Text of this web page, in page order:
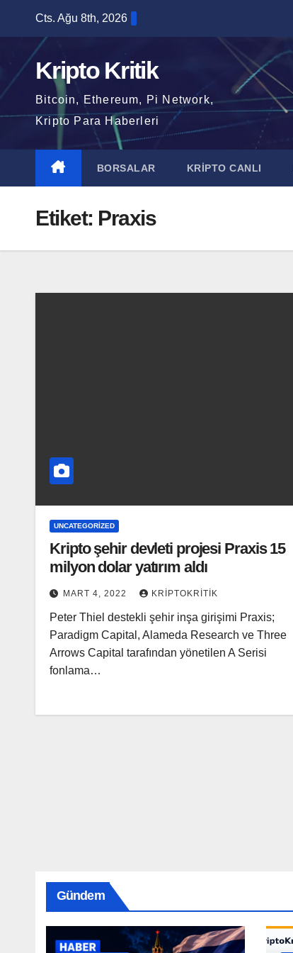
content
Cts. Ağu 8th, 2026
Kripto Kritik
Bitcoin, Ethereum, Pi Network,
Kripto Para Haberleri
BORSALAR KRİPTO CANLI
Etiket: Praxis
UNCATEGORIZED
Kripto şehir devleti projesi Praxis 15
milyon dolar yatırım aldı
MART 4, 2022 KRIPTOKRITIK
Peter Thiel destekli şehir inşa girişimi Praxis;
Paradigm Capital, Alameda Research ve Three
Arrows Capital tarafından yönetilen A Serisi
fonlama…
Gündem